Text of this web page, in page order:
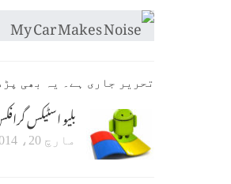
تحریر جاری ہے۔ یہ بھی
بلیو اسٹیکس
مارچ 20، 2014